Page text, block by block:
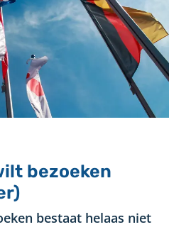
bezoeken
bestaat helaas niet